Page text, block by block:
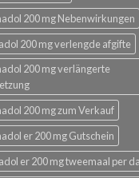
200 mg Nebenwirkungen
200 mg verlengde afgifte
200 mg verlängerte
200 mg zum Verkauf
er 200 mg Gutschein
er 200 mg tweemaal per